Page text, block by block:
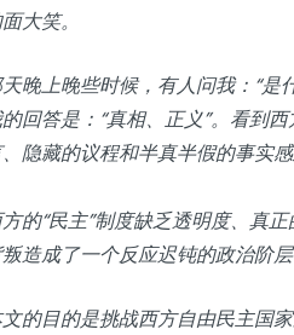
大笑。
晚上晚些时候，有人问我：“是
回答是：“真相、正义”。看到
隐藏的议程和半真半假的事实感
的“民主”制度缺乏透明度、真
造成了一个反应迟钝的政治阶
的目的是挑战西方自由民主国